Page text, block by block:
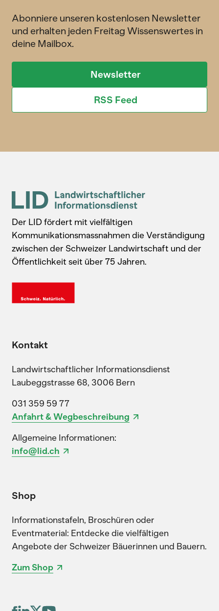
Abonniere unseren kostenlosen Newsletter
und erhalten jeden Freitag Wissenswertes in
deine Mailbox.
Newsletter
RSS Feed
Der LID fördert mit vielfältigen
Kommunikationsmassnahmen die Verständigung
zwischen der Schweizer Landwirtschaft und der
Öffentlichkeit seit über 75 Jahren.
Kontakt
Landwirtschaftlicher Informationsdienst
Laubeggstrasse 68, 3006 Bern
031 359 59 77
Anfahrt & Wegbeschreibung
Allgemeine Informationen:
info@lid.ch
Shop
Informationstafeln, Broschüren oder
Eventmaterial: Entdecke die vielfältigen
Angebote der Schweizer Bäuerinnen und Bauern.
Zum Shop